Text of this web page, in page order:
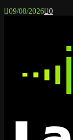
09/08/2026 0